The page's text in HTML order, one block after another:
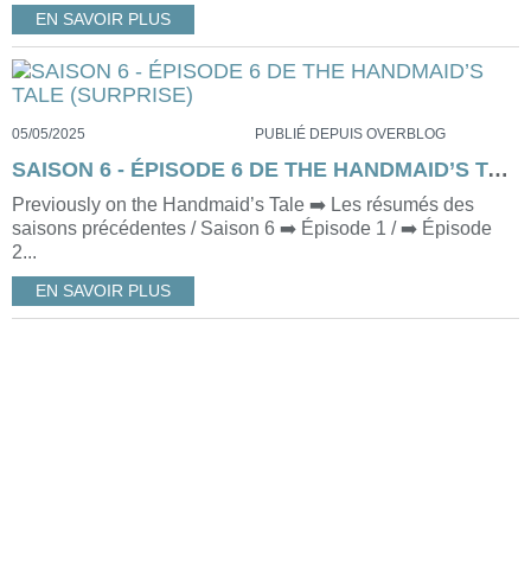
EN SAVOIR PLUS
05/05/2025 PUBLIÉ DEPUIS OVERBLOG
SAISON 6 - ÉPISODE 6 DE THE HANDMAID’S TALE (SURPRISE)
Previously on the Handmaid’s Tale ➡️ Les résumés des
saisons précédentes / Saison 6 ➡️ Épisode 1 / ➡️ Épisode
2...
EN SAVOIR PLUS